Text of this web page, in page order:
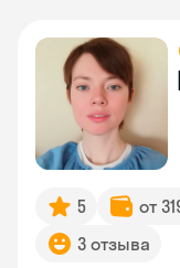
5 от
3 отзыва